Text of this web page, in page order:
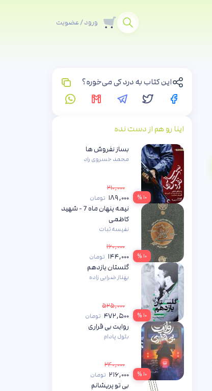
ورود / عضویت
این کتاب به درد کی می‌خوره؟
اینا رو هم از دست نده
۱۰ %
بساز نفروش ها
محمد خسروی راد
۲۱۰,۰۰۰
۱۸۹,۰۰۰ تومان
۱۰ %
نیمه پنهان ماه 7 - شهید
کاظمی
نفیسه ثبات
۱۶۰,۰۰۰
۱۴۴,۰۰۰ تومان
۱۰ %
گلستان یازدهم
بهناز ضرابی زاده
۵۲۵,۰۰۰
۴۷۲,۵۰۰ تومان
۱۰ %
روایت بی قراری
بتول پادام
۲۴۰,۰۰۰
۲۱۶,۰۰۰ تومان
بی تو پریشانم